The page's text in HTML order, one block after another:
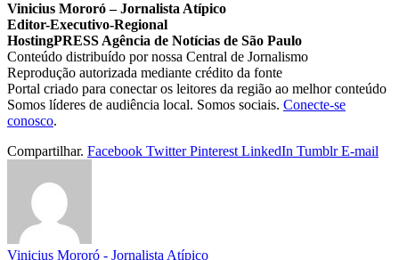
Vinicius Mororó – Jornalista Atípico
Editor-Executivo-Regional
HostingPRESS Agência de Notícias de São Paulo
Conteúdo distribuído por nossa Central de Jornalismo
Reprodução autorizada mediante crédito da fonte
Portal criado para conectar os leitores da região ao melhor conteúdo
Somos líderes de audiência local. Somos sociais. Conecte-se
conosco.
Compartilhar. Facebook Twitter Pinterest LinkedIn Tumblr E-mail
Vinicius Mororó - Jornalista Atípico